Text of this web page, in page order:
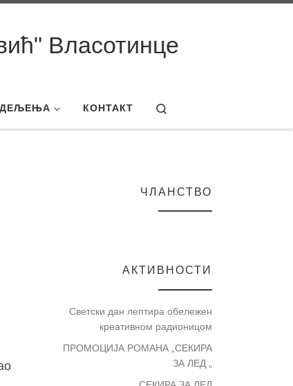
Власотинце
КОНТАКТ
ЧЛАНСТВО
АКТИВНОСТИ
Светски дан лептира обележен
креативном радионицом
ПРОМОЦИЈА РОМАНА „СЕКИРА
ЗА ЛЕД „